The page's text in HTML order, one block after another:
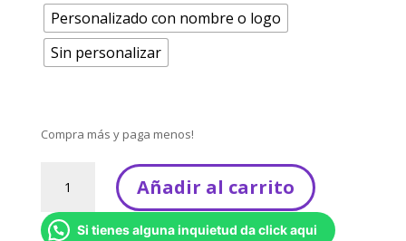
Personalizado con nombre o logo
Sin personalizar
Compra más y paga menos!
Hello
Kitty
-
Añadir al carrito
Si tienes alguna inquietud da click aqui